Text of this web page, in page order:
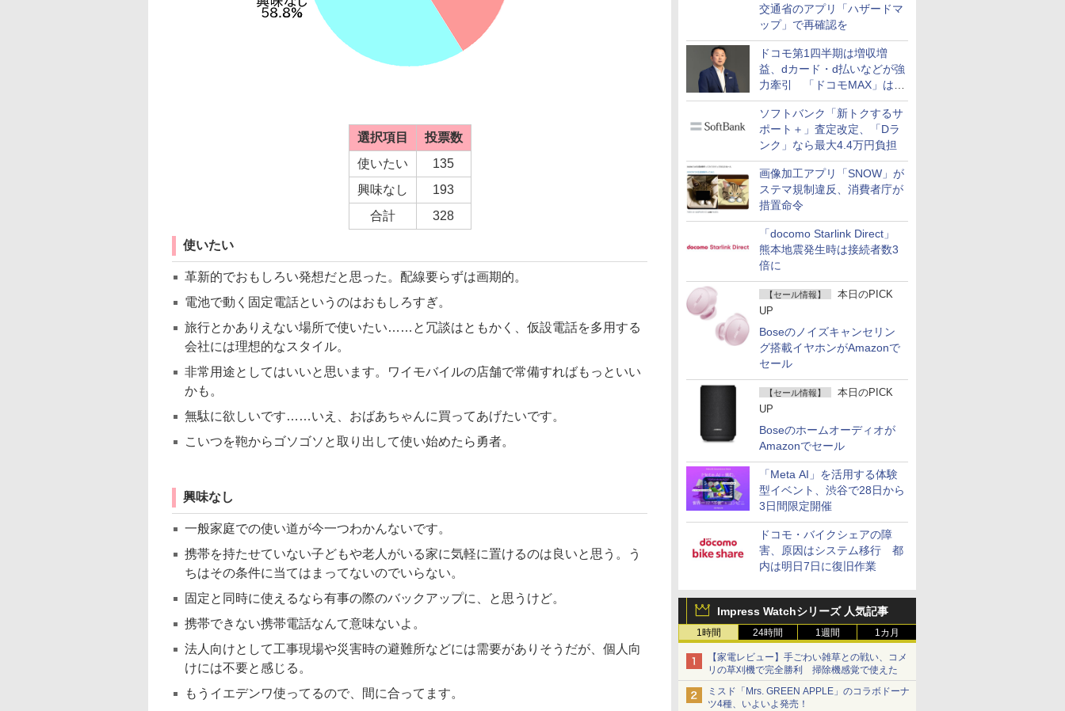
交通省のアプリ「ハザードマ
ップ」で再確認を
ドコモ第1四半期は増収増
益、dカード・d払いなどが強
力牽引 「ドコモMAX」は
400万契約突破
ソフトバンク「新トクするサ
ポート＋」査定改定、「Dラ
ンク」なら最大4.4万円負担
画像加工アプリ「SNOW」が
ステマ規制違反、消費者庁が
措置命令
「docomo Starlink Direct」
熊本地震発生時は接続者数3
倍に
【セール情報】
本日のPICK
UP
Boseのノイズキャンセリン
グ搭載イヤホンがAmazonで
セール
【セール情報】
本日のPICK
UP
Boseのホームオーディオが
Amazonでセール
「Meta AI」を活用する体験
型イベント、渋谷で28日から
3日間限定開催
ドコモ・バイクシェアの障
害、原因はシステム移行 都
内は明日7日に復旧作業
Impress Watchシリーズ 人気記事
1時間 24時間 1週間 1カ月
【家電レビュー】手ごわい雑草との戦い、コメ
リの草刈機で完全勝利 掃除機感覚で使えた
ミスド「Mrs. GREEN APPLE」のコラボドーナ
ツ4種、いよいよ発売！
選択項目
投票数
使いたい
135
興味なし
193
合計
328
使いたい
革新的でおもしろい発想だと思った。配線要らずは画期的。
電池で動く固定電話というのはおもしろすぎ。
旅行とかありえない場所で使いたい……と冗談はともかく、仮設電話を多用する
会社には理想的なスタイル。
非常用途としてはいいと思います。ワイモバイルの店舗で常備すればもっといい
かも。
無駄に欲しいです……いえ、おばあちゃんに買ってあげたいです。
こいつを鞄からゴソゴソと取り出して使い始めたら勇者。
興味なし
一般家庭での使い道が今一つわかんないです。
携帯を持たせていない子どもや老人がいる家に気軽に置けるのは良いと思う。う
ちはその条件に当てはまってないのでいらない。
固定と同時に使えるなら有事の際のバックアップに、と思うけど。
携帯できない携帯電話なんて意味ないよ。
法人向けとして工事現場や災害時の避難所などには需要がありそうだが、個人向
けには不要と感じる。
もうイエデンワ使ってるので、間に合ってます。